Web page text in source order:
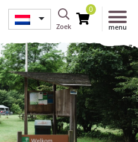
Zoek
0
menu